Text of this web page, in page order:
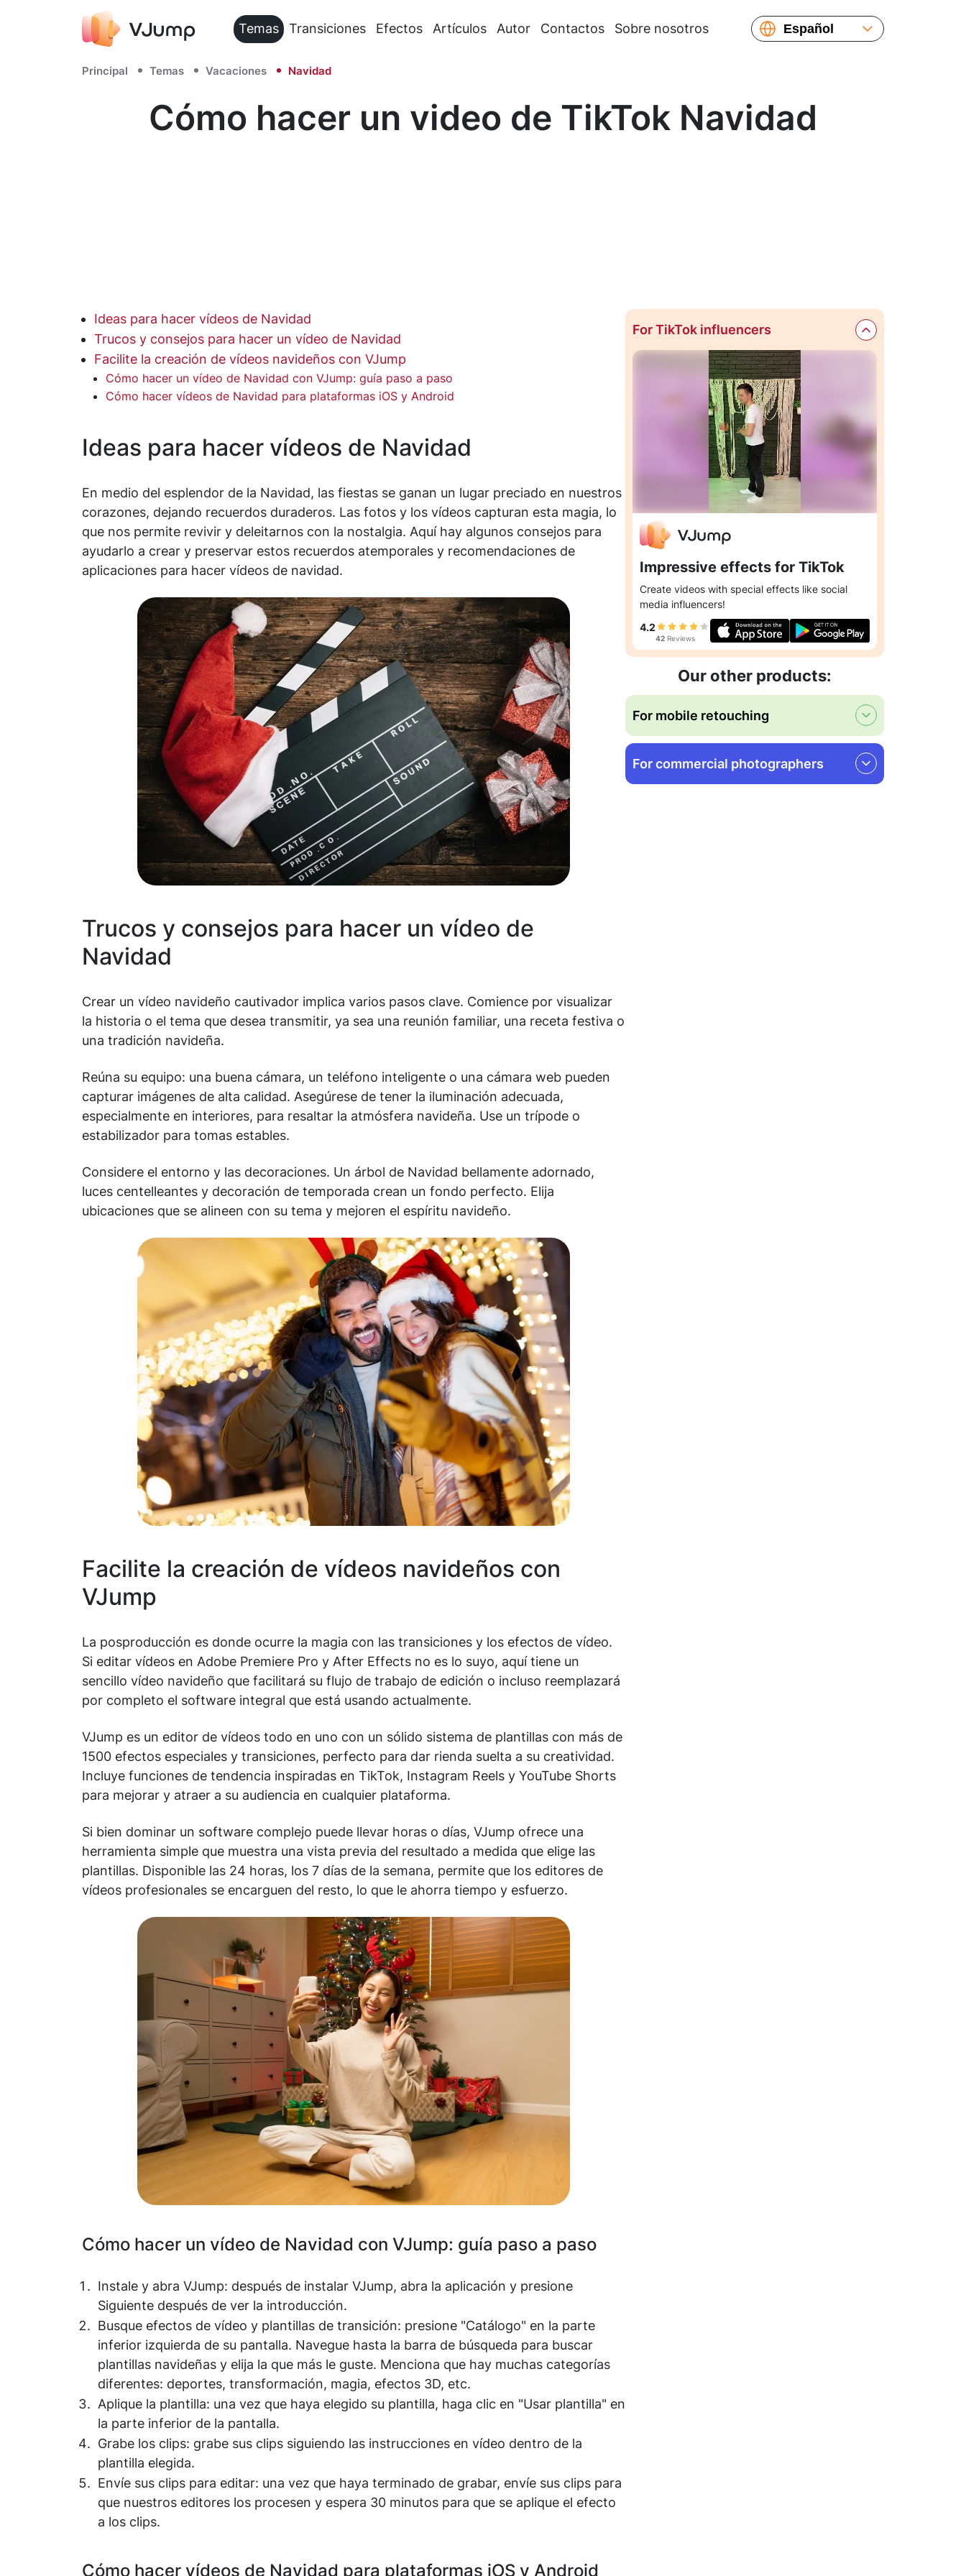
Temas Transiciones Efectos Artículos Autor Contactos Sobre nosotros
Español
Français
Principal Temas Vacaciones Navidad
Cómo hacer un video de TikTok Navidad
Ideas para hacer vídeos de Navidad
Trucos y consejos para hacer un vídeo de Navidad
Facilite la creación de vídeos navideños con VJump
Cómo hacer un vídeo de Navidad con VJump: guía paso a paso
Cómo hacer vídeos de Navidad para plataformas iOS y Android
Ideas para hacer vídeos de Navidad
En medio del esplendor de la Navidad, las fiestas se ganan un lugar preciado en nuestros
corazones, dejando recuerdos duraderos. Las fotos y los vídeos capturan esta magia, lo
que nos permite revivir y deleitarnos con la nostalgia. Aquí hay algunos consejos para
ayudarlo a crear y preservar estos recuerdos atemporales y recomendaciones de
aplicaciones para hacer vídeos de navidad.
Trucos y consejos para hacer un vídeo de
Navidad
Crear un vídeo navideño cautivador implica varios pasos clave. Comience por visualizar
la historia o el tema que desea transmitir, ya sea una reunión familiar, una receta festiva o
una tradición navideña.
Reúna su equipo: una buena cámara, un teléfono inteligente o una cámara web pueden
capturar imágenes de alta calidad. Asegúrese de tener la iluminación adecuada,
especialmente en interiores, para resaltar la atmósfera navideña. Use un trípode o
estabilizador para tomas estables.
Considere el entorno y las decoraciones. Un árbol de Navidad bellamente adornado,
luces centelleantes y decoración de temporada crean un fondo perfecto. Elija
ubicaciones que se alineen con su tema y mejoren el espíritu navideño.
Facilite la creación de vídeos navideños con
VJump
La posproducción es donde ocurre la magia con las transiciones y los efectos de vídeo.
Si editar vídeos en Adobe Premiere Pro y After Effects no es lo suyo, aquí tiene un
sencillo vídeo navideño que facilitará su flujo de trabajo de edición o incluso reemplazará
por completo el software integral que está usando actualmente.
VJump es un editor de vídeos todo en uno con un sólido sistema de plantillas con más de
1500 efectos especiales y transiciones, perfecto para dar rienda suelta a su creatividad.
Incluye funciones de tendencia inspiradas en TikTok, Instagram Reels y YouTube Shorts
para mejorar y atraer a su audiencia en cualquier plataforma.
Si bien dominar un software complejo puede llevar horas o días, VJump ofrece una
herramienta simple que muestra una vista previa del resultado a medida que elige las
plantillas. Disponible las 24 horas, los 7 días de la semana, permite que los editores de
vídeos profesionales se encarguen del resto, lo que le ahorra tiempo y esfuerzo.
Cómo hacer un vídeo de Navidad con VJump: guía paso a paso
Instale y abra VJump: después de instalar VJump, abra la aplicación y presione
Siguiente después de ver la introducción.
Busque efectos de vídeo y plantillas de transición: presione "Catálogo" en la parte
inferior izquierda de su pantalla. Navegue hasta la barra de búsqueda para buscar
plantillas navideñas y elija la que más le guste. Menciona que hay muchas categorías
diferentes: deportes, transformación, magia, efectos 3D, etc.
Aplique la plantilla: una vez que haya elegido su plantilla, haga clic en "Usar plantilla" en
la parte inferior de la pantalla.
Grabe los clips: grabe sus clips siguiendo las instrucciones en vídeo dentro de la
plantilla elegida.
Envíe sus clips para editar: una vez que haya terminado de grabar, envíe sus clips para
que nuestros editores los procesen y espera 30 minutos para que se aplique el efecto
a los clips.
Cómo hacer vídeos de Navidad para plataformas iOS y Android
For TikTok influencers
Impressive effects for TikTok
Create videos with special effects like social
media influencers!
4.2
42Reviews
Our other products:
For mobile retouching
For commercial photographers